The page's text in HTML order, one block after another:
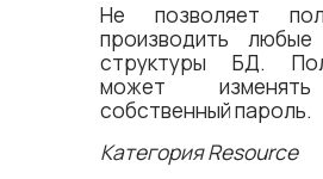
Не позволяет
производить любые
структуры БД.
может
собственный пароль.
Категория Resource